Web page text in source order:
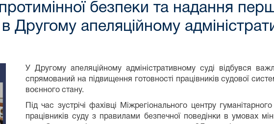
безпеки та надання
апеляційному
У Другому апеляційному адміністративному суді відбувся
спрямований на підвищення готовності працівників судової
воєнного стану.
Під час зустрічі фахівці Міжрегіонального центру
працівників суду з правилами безпечної поведінки в умовах